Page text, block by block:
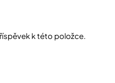
k této položce.